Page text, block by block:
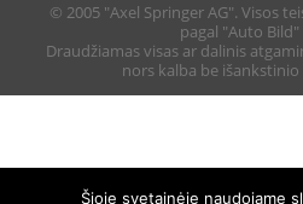
© 2005 "Axel Springer AG". Visos
pagal "Auto Bild"
Draudžiamas visas ar dalinis
nors kalba be
Šioje svetainėje naudojame